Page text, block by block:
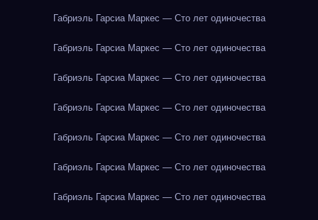
Габриэль Гарсиа Маркес — Сто лет одиночества
Габриэль Гарсиа Маркес — Сто лет одиночества
Габриэль Гарсиа Маркес — Сто лет одиночества
Габриэль Гарсиа Маркес — Сто лет одиночества
Габриэль Гарсиа Маркес — Сто лет одиночества
Габриэль Гарсиа Маркес — Сто лет одиночества
Габриэль Гарсиа Маркес — Сто лет одиночества